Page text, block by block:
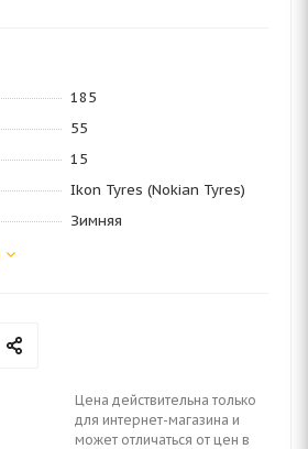
185
55
15
Ikon Tyres (Nokian Tyres)
Зимняя
Цена действительна только
для интернет-магазина и
может отличаться от цен в